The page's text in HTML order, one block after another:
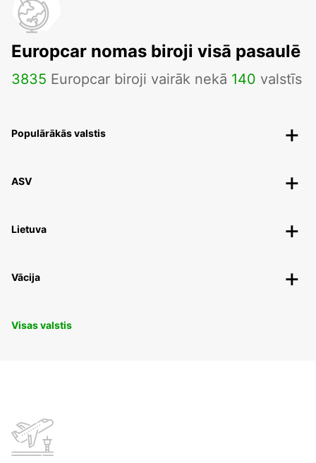
Europcar nomas biroji visā pasaulē
3835 Europcar biroji vairāk nekā 140 valstīs
Populārākās valstis
ASV
Lietuva
Vācija
Visas valstis